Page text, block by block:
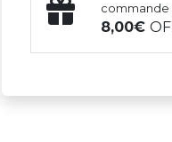
commande
8,00